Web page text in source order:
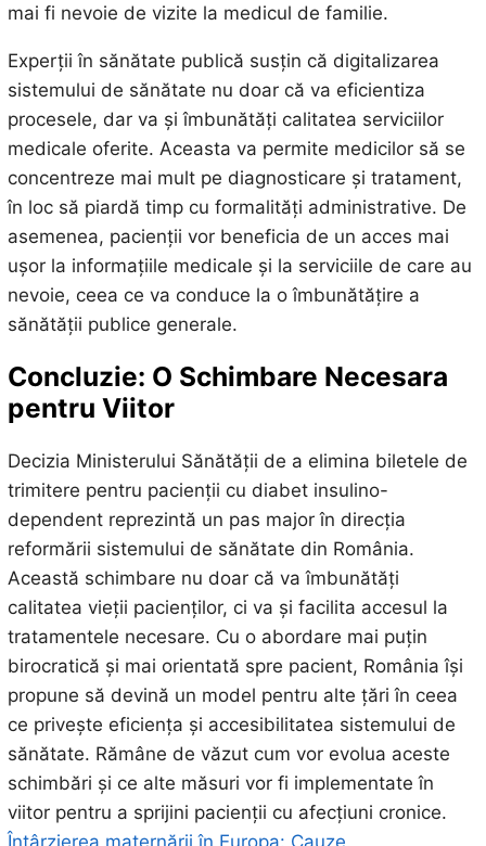
mai fi nevoie de vizite la medicul de familie.
Experții în sănătate publică susțin că digitalizarea
sistemului de sănătate nu doar că va eficientiza
procesele, dar va și îmbunătăți calitatea serviciilor
medicale oferite. Aceasta va permite medicilor să se
concentreze mai mult pe diagnosticare și tratament,
în loc să piardă timp cu formalități administrative. De
asemenea, pacienții vor beneficia de un acces mai
ușor la informațiile medicale și la serviciile de care au
nevoie, ceea ce va conduce la o îmbunătățire a
sănătății publice generale.
Concluzie: O Schimbare Necesara
pentru Viitor
Decizia Ministerului Sănătății de a elimina biletele de
trimitere pentru pacienții cu diabet insulino-
dependent reprezintă un pas major în direcția
reformării sistemului de sănătate din România.
Această schimbare nu doar că va îmbunătăți
calitatea vieții pacienților, ci va și facilita accesul la
tratamentele necesare. Cu o abordare mai puțin
birocratică și mai orientată spre pacient, România își
propune să devină un model pentru alte țări în ceea
ce privește eficiența și accesibilitatea sistemului de
sănătate. Rămâne de văzut cum vor evolua aceste
schimbări și ce alte măsuri vor fi implementate în
viitor pentru a sprijini pacienții cu afecțiuni cronice.
Întârzierea maternării în Europa: Cauze,